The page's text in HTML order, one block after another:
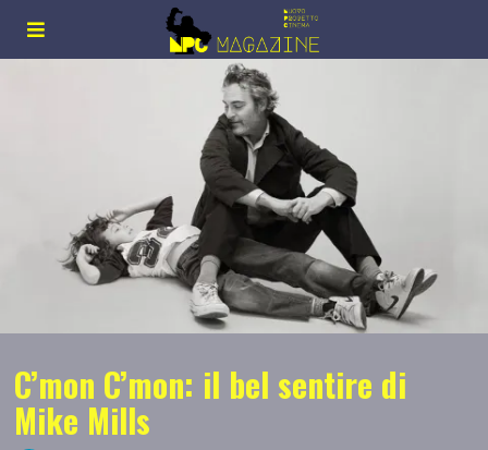
C’mon C’mon: il bel sentire di
Mike Mills